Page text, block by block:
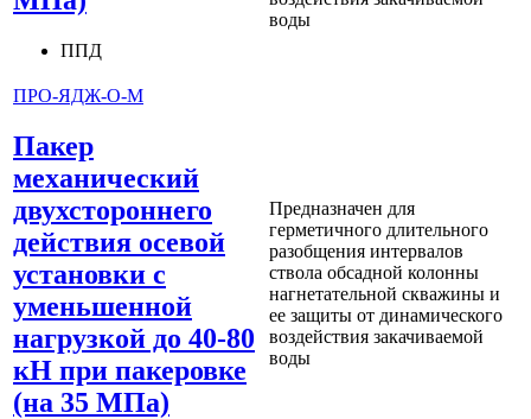
ППД
воды
ПРО-ЯДЖ-О-М
Пакер
механический
двухстороннего
действия осевой
установки с
уменьшенной
нагрузкой до 40‑80
кН при пакеровке
(на 35 МПа)
Предназначен для
герметичного длительного
разобщения интервалов
ствола обсадной колонны
нагнетательной скважины и
ее защиты от динамического
воздействия закачиваемой
воды